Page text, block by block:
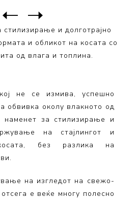
стилизирање и долготрајно
и обликот на косата со
од влага и топлина.
не се измива, успешно
обвивка околу влакното од
наменет за стилизирање и
на стајлингот и
без разлика на
на изгледот на свежо-
е веќе многу полесно